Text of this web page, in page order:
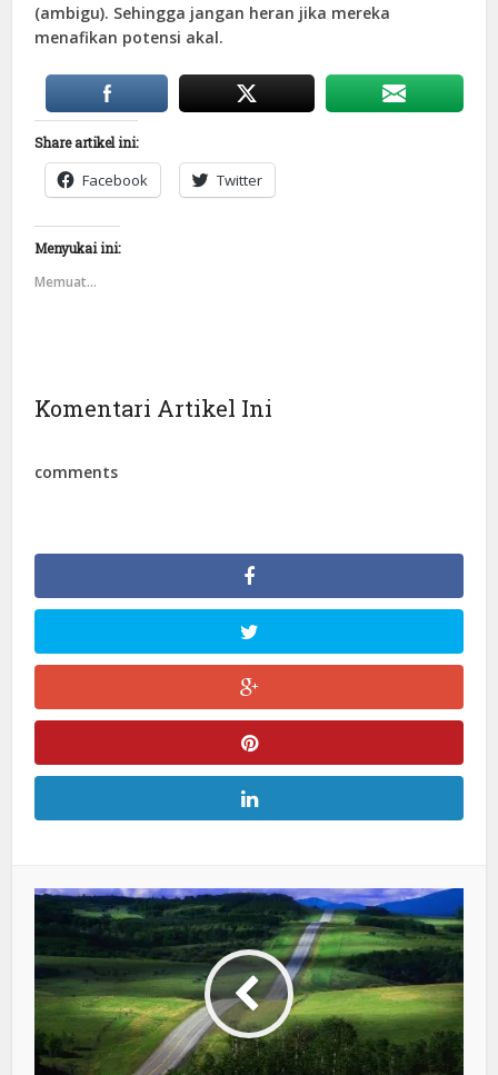
(ambigu). Sehingga jangan heran jika mereka
menafikan potensi akal.
Share artikel ini:
Facebook Twitter
Menyukai ini:
Memuat...
Komentari Artikel Ini
comments